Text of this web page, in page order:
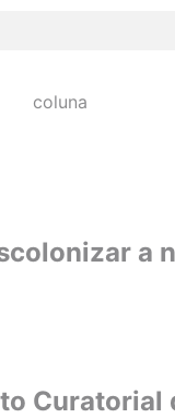
coluna
a
Curatorial